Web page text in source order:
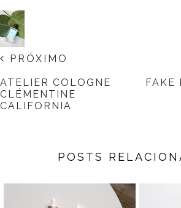
FAKE
PRÓXIMO
ATELIER COLOGNE
CLÉMENTINE
CALIFORNIA
POSTS